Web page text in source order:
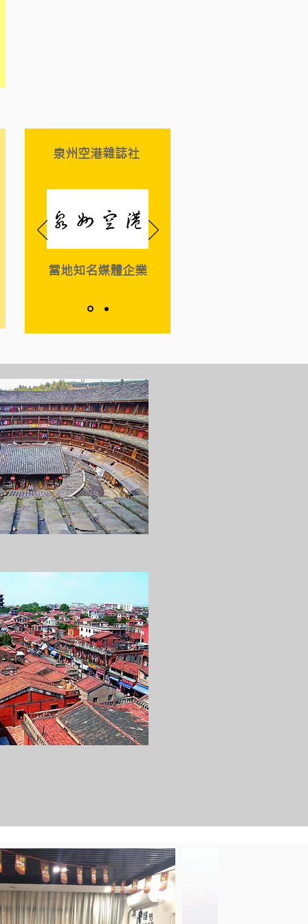
崗位的部分企業）
泉州空港雜誌社
當地知名媒體企業